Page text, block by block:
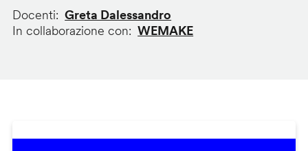
Docenti
Greta Dalessandro
In collaborazione con
WEMAKE